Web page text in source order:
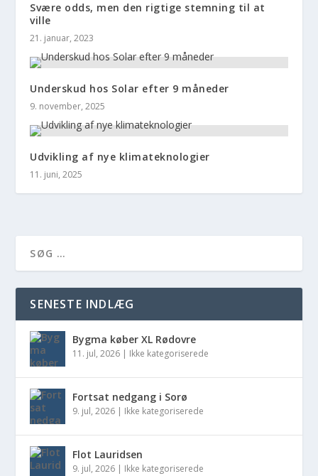
Svære odds, men den rigtige stemning til at
ville
21. januar, 2023
Underskud hos Solar efter 9 måneder
9. november, 2025
Udvikling af nye klimateknologier
11. juni, 2025
SENESTE INDLÆG
Bygma køber XL Rødovre
11. jul, 2026 | Ikke kategoriserede
Fortsat nedgang i Sorø
9. jul, 2026 | Ikke kategoriserede
Flot Lauridsen
9. jul, 2026 | Ikke kategoriserede